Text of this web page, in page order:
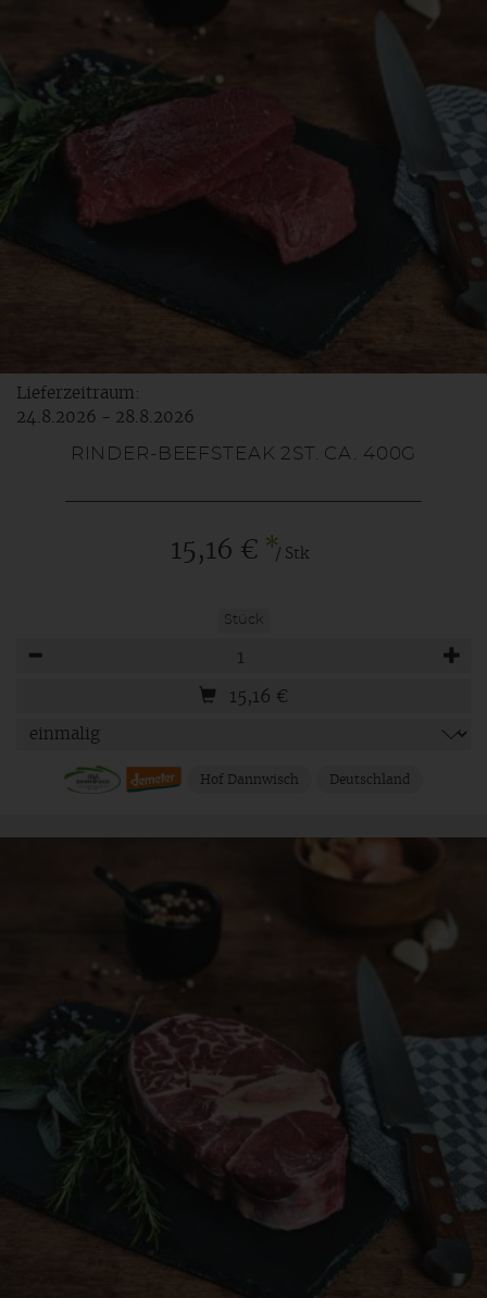
Lieferzeitraum:
24.8.2026 - 28.8.2026
RINDER-BEEFSTEAK 2ST. CA. 400G
15,16 € */ Stk
Stück
15,16 €
Hof Dannwisch Deutschland